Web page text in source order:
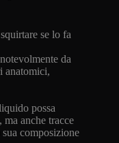
se lo fa
da
anatomici,
possa
anche tracce
composizione